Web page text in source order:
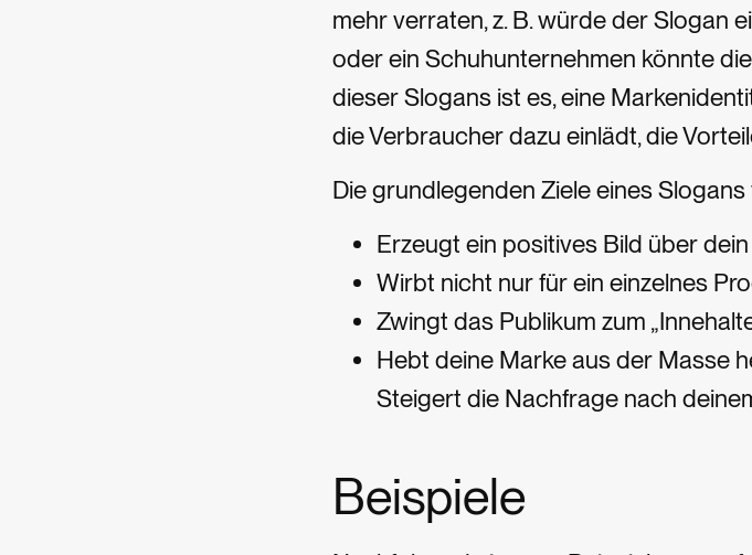
mehr verraten, z. B. würde der Slogan
oder ein Schuhunternehmen könnte
dieser Slogans ist es, eine
die Verbraucher dazu einlädt, die
Die grundlegenden Ziele eines
Erzeugt ein positives Bild über
Wirbt nicht nur für ein einzelnes
Zwingt das Publikum zum
Hebt deine Marke aus der Masse
Steigert die Nachfrage nach
Beispiele